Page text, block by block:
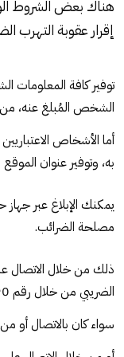
هناك بعض الشروط
إقرار عقوبة التهرب
توفير كافة
الشخص المُبلغ عنه، من
أما الأشخاص
به، وتوفير عنوان
يمكنك الإبلاغ عبر
مصلحة الضرائب.
ذلك من خلال الاتصال
الضريبي من خلال رقم 034815090.
سواء كان بالاتصال أو